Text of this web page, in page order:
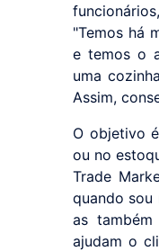
"Temos há
e temos o
uma
Assim,
O objetivo
ou no
Trade
quando
as
ajudam o